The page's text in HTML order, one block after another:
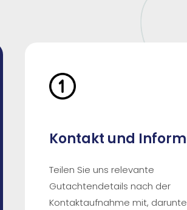
Kontakt und
Teilen Sie uns relevante
Gutachtendetails nach der
Kontaktaufnahme mit,